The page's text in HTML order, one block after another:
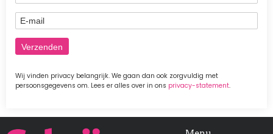
E-mail
Wij vinden privacy belangrijk. We gaan dan ook zorgvuldig met
persoonsgegevens om. Lees er alles over in ons privacy-statement.